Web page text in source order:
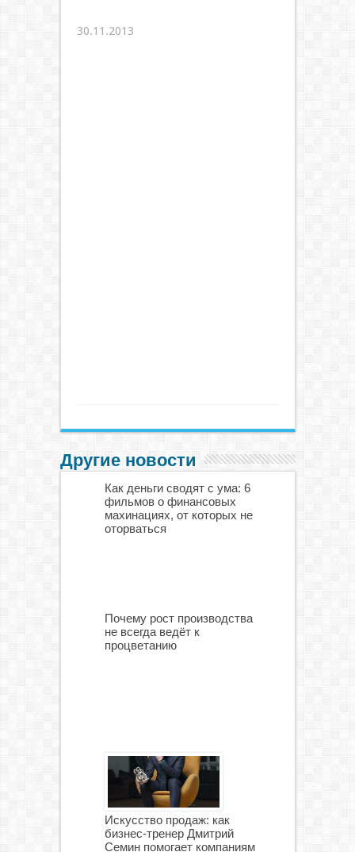
30.11.2013
Другие новости
Как деньги сводят с ума: 6
фильмов о финансовых
махинациях, от которых не
оторваться
Почему рост производства
не всегда ведёт к
процветанию
Искусство продаж: как
бизнес-тренер Дмитрий
Семин помогает компаниям